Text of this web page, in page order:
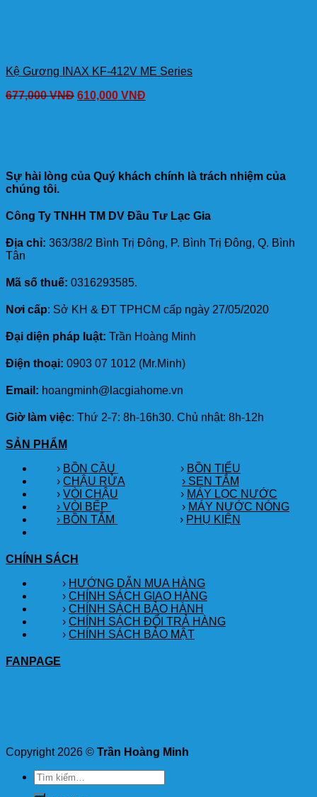
Kệ Gương INAX KF-412V ME Series
677,000VNĐ 610,000 VNĐ
Sự hài lòng của Quý khách chính là trách nhiệm của
chúng tôi.
Công Ty TNHH TM DV Đầu Tư Lạc Gia
Địa chỉ: 363/38/2 Bình Trị Đông, P. Bình Trị Đông, Q. Bình
Tân
Mã số thuế: 0316293585.
Nơi cấp: Sở KH & ĐT TPHCM cấp ngày 27/05/2020
Đại diện pháp luật: Trần Hoàng Minh
Điện thoại: 0903 07 1012 (Mr.Minh)
Email: hoangminh@lacgiahome.vn
Giờ làm việc: Thứ 2-7: 8h-16h30. Chủ nhật: 8h-12h
SẢN PHẨM
› BỒN CẦU › BỒN TIỂU
› CHẬU RỬA
› SEN TẮM
› VÒI CHẬU › MÁY LỌC NƯỚC
› VÒI BẾP
› MÁY NƯỚC NÓNG
› BỒN TẮM
› PHỤ KIỆN
CHÍNH SÁCH
› HƯỚNG DẪN MUA HÀNG
› CHÍNH SÁCH GIAO HÀNG
› CHÍNH SÁCH BẢO HÀNH
› CHÍNH SÁCH ĐỔI TRẢ HÀNG
› CHÍNH SÁCH BẢO MẬT
FANPAGE
Copyright 2026 © Trần Hoàng Minh
Tìm
kiếm: